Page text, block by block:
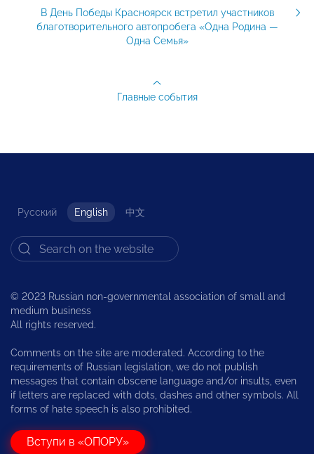
В День Победы Красноярск встретил участников
благотворительного автопробега «Одна Родина —
Одна Семья»
Главные события
Русский English 中文
© 2023 Russian non-governmental association of small and
medium business
All rights reserved.
Comments on the site are moderated. According to the
requirements of Russian legislation, we do not publish
messages that contain obscene language and/or insults, even
if letters are replaced with dots, dashes and other symbols. All
forms of hate speech is also prohibited.
Вступи в «ОПОРУ»